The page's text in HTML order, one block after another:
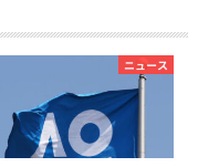
ニュース